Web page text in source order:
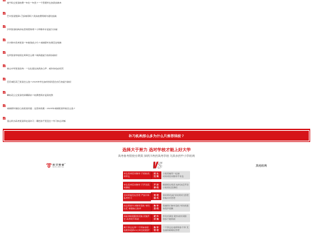
遂宁私立复读收费一年比一年贵？一个普通学生的真实账本
巴中复读预算1万多够用吗？真实收费明细与避坑指南
泸州复读机构排名里谁更靠谱？小班教学才是提分关键
川大附中高考复读一年能涨多少分？成都家长先看完这笔账
达州复读学校招生简章怎么看？刷真题提分的真实路径
南山中学复读咨询：一位往届生的真实心声，或许你也在经历
宜宾城区高三复读怎么选？2026年学生如何找到适合自己的提分路径
攀枝花公立复读培训哪家好？收费透明才是真优势
成都家长最担心的复读问题，这里有答案：2026年成都复读学校怎么选？
眉山民办高考复读班走读补习：哪些孩子更适合？学习特点详解
补习机构那么多为什么只推荐我校？
选择大于努力 选对学校才能上好大学
高考备考院校分两类 深耕川考的高考学校 与其余的中小学机构
其他机构
专注高考应试教学 只招收高
考学生
招 生
范 围
小初高辅导一起做
对高考应试教学不专业
专注高考应试教学 只开设高
考课程
开 设
课 程
根据招生情况 临时决定开设
小初高任意课程
全封闭规范化管理 严抓日常
备考学习
管 理
模 式
非封闭式(或“半封闭式”)管理
非集中式管理
自主研发TLE教学系统 专利
认证 掌握核心技术
教 学
流 程
照搬同行教学流程 学到表面
依葫芦画瓢
高标准校园配套设施 设施齐
全 高考绝不将就
硬 件
设 施
作坊式课堂 硬件条件局限
很多只能将就
两个班主任带一个班加专职
的夜班老师24小时全程陪护
教 学
管 理
一个班主任老师带多个班 无
法做到精细化管理